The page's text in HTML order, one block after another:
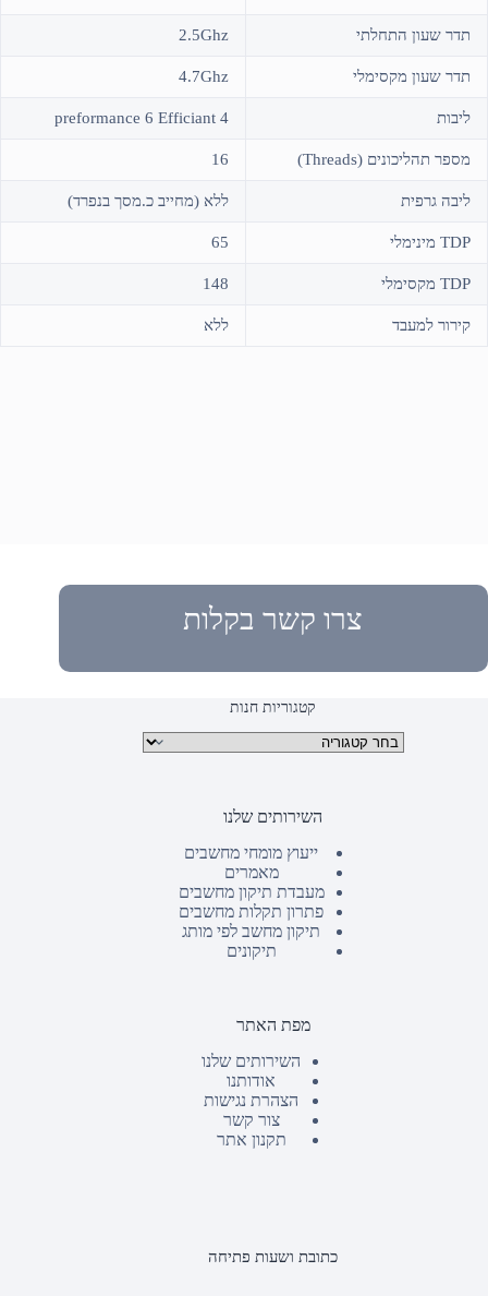
תדר שעון התחלתי 2.5Ghz
תדר שעון מקסימלי 4.7Ghz
ליבות preformance 6 Efficiant 4
מספר תהליכונים (Threads) 16
ליבה גרפית ללא (מחייב כ.מסך בנפרד)
TDP מינימלי 65
TDP מקסימלי 148
קירור למעבד ללא
צרו קשר בקלות
קטגוריות חנות
קטגוריות מוצרים
השירותים שלנו
ייעוץ מומחי מחשבים
מאמרים
מעבדת תיקון מחשבים
פתרון תקלות מחשבים
תיקון מחשב לפי מותג
תיקונים
מפת האתר
השירותים שלנו
אודותנו
הצהרת נגישות
צור קשר
תקנון אתר
כתובת ושעות פתיחה